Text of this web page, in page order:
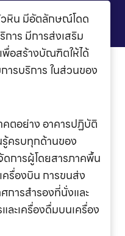
หิน มีอัตลักษณ์โดด
าร มีการส่งเสริม
พื่อสร้างบัณฑิตให้ได้
ารบริการ ในส่วนของ
คตอย่าง อาคารปฏิบัติ
รู้ครบทุกด้านของ
ดการผู้โดยสารภาคพื้น
รื่องบิน การขนส่ง
ารสำรองที่นั่งและ
ละเครื่องดื่มบนเครื่อง